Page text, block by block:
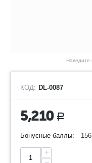
Наведите
КОД: DL-0087
5,210 Р
Бонусные баллы:
+